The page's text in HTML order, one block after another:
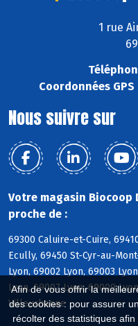
Afin de vous offrir la
des cookies : pour assurer
récolter des statistiques
1 rue
Coordonnées GPS
Nous suivre sur
Votre magasin Biocoop
proche de :
69300 Caluire-et-Cuire,
Ecully, 69450 St-Cyr-au-
Lyon, 69002 Lyon, 69003
Lyon, 69007 Lyon, 69009
Villeurbanne